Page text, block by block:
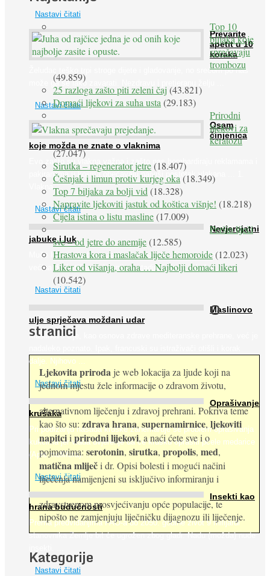
Nastavi čitati
Prevarite
apetit u 10
koraka
Želudac teško trpi stroge dijete i gladovanje, no srećom po nas
može ga se lako zavarati. Nezdravu i pretjeranu želju ...
Nastavi čitati
Osam
činjenica
koje možda ne znate o vlaknima
Evo zašto su vlakna važna i zašto nas bombardiraju reklamama i
pakiranjima u kojima obećavaju najviši postotak vlakana ... 1.
Vlakna ...
Nastavi čitati
Nevjerojatni
jabuke i luk
Muče li vas tegobe vezane uz srce, oči i živce, od kojih pati
većina dijabetičara u kasnijem stadiju bolesti, jabuke ...
Nastavi čitati
Maslinovo
ulje sprječava moždani udar
Maslinovo ulje, kao osnova zdrave mediteranske prehrane, već je
dalje. Njihovo ...
Nastavi čitati
Oprašivanje
krušaka
Pri podizanju nasada kruške zanemaruje se problem oprašivanja
kukcima jer vlada uvjerenje da će krušku oprašiti pčele medarice
(Apis mellifera). ...
Nastavi čitati
Insekti kao
hrana budućnosti
Prema predviđanjima FAO-a do 2050. godine život 9 milijardi
stanovnika Zemlje bit će ugrožen zbog gladi. Nadu (možda) nude
Nastavi čitati
Top 10
biljaka koje
sprečavaju
trombozu
(49.859)
25 razloga zašto piti zeleni čaj(43.821)
Domaći lijekovi za suha usta (29.183)
Prirodni
lijekovi za
keratozu
(27.047)
Sirutka – regenerator jetre(18.407)
Češnjak i limun protiv kurjeg oka (18.349)
Top 7 biljaka za bolji vid (18.328)
Napravite ljekoviti jastuk od koštica višnje! (18.218)
Cijela istina o listu masline(17.009)
Peršin liječi
sve – od jetre do anemije(12.585)
Hrastova kora i maslačak liječe hemoroide(12.023)
Liker od višanja, oraha … Najbolji domaći likeri
(10.542)
O
stranici
Ljekovita priroda je web lokacija za ljude koji na
jednom mjestu žele informacije o zdravom životu,
alternativnom liječenju i zdravoj prehrani. Pokriva teme
kao što su: zdrava hrana, supernamirnice, ljekoviti
napitciiprirodni lijekovi, a naći ćete sve i o
pojmovima: serotonin, sirutka, propolis, med,
matična mliječi dr. Opisi bolesti i mogući načini
liječenja namijenjeni su isključivo informiranju i
zdravstvenom prosvjećivanju opće populacije, te
nipošto ne zamjenjuju liječničku dijagnozu ili liječenje.
Kategorije